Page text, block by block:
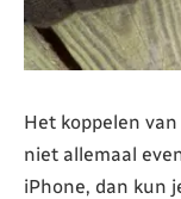
Het koppelen
niet allemaal
iPhone, dan kun